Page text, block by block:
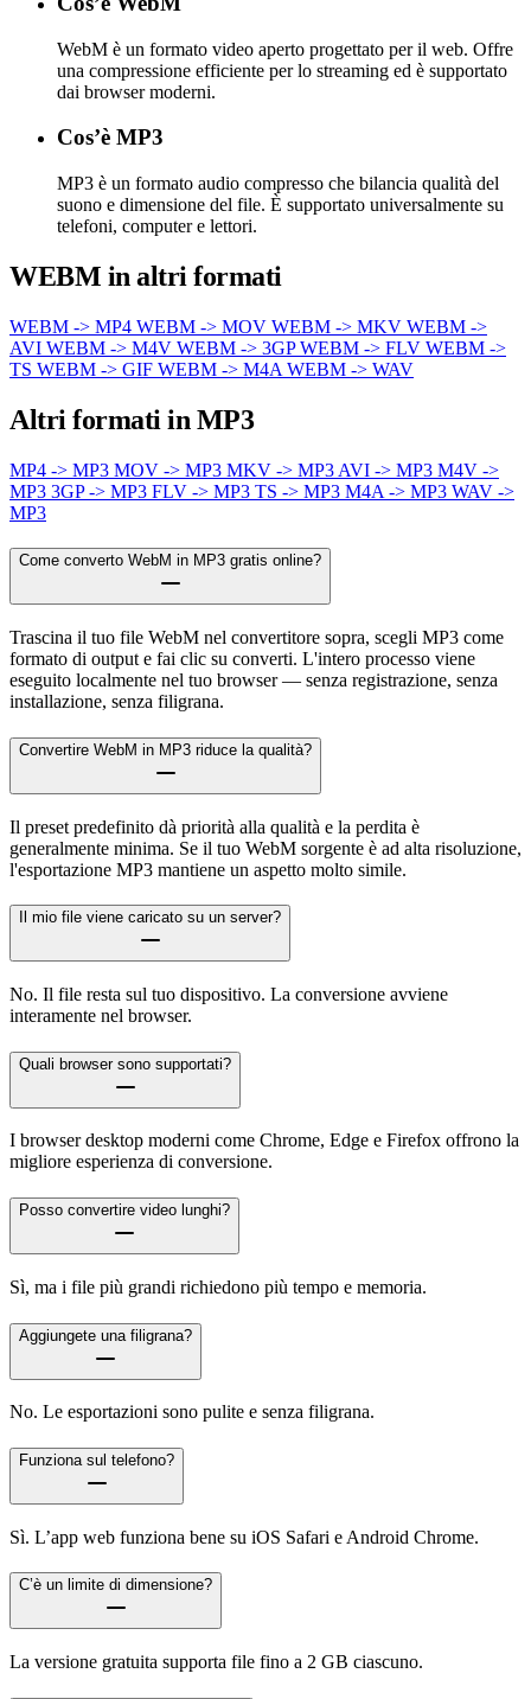
WebM è un formato video aperto progettato per il web. Offre
una compressione efficiente per lo streaming ed è supportato
dai browser moderni.
Cos’è MP3
MP3 è un formato audio compresso che bilancia qualità del
suono e dimensione del file. È supportato universalmente su
telefoni, computer e lettori.
WEBM in altri formati
WEBM -> MP4 WEBM -> MOV WEBM -> MKV WEBM ->
AVI WEBM -> M4V WEBM -> 3GPWEBM -> FLV WEBM ->
TS WEBM -> GIF WEBM -> M4A WEBM -> WAV
Altri formati in MP3
MP4 -> MP3 MOV -> MP3 MKV -> MP3 AVI -> MP3 M4V ->
MP3 3GP -> MP3 FLV -> MP3 TS -> MP3 M4A -> MP3 WAV ->
MP3
Come converto WebM in MP3 gratis online?
Trascina il tuo file WebM nel convertitore sopra, scegli MP3 come
formato di output e fai clic su converti. L'intero processo viene
eseguito localmente nel tuo browser — senza registrazione, senza
installazione, senza filigrana.
Convertire WebM in MP3 riduce la qualità?
Il preset predefinito dà priorità alla qualità e la perdita è
generalmente minima. Se il tuo WebM sorgente è ad alta risoluzione,
l'esportazione MP3 mantiene un aspetto molto simile.
Il mio file viene caricato su un server?
No. Il file resta sul tuo dispositivo. La conversione avviene
interamente nel browser.
Quali browser sono supportati?
I browser desktop moderni come Chrome, Edge e Firefox offrono la
migliore esperienza di conversione.
Posso convertire video lunghi?
Sì, ma i file più grandi richiedono più tempo e memoria.
Aggiungete una filigrana?
No. Le esportazioni sono pulite e senza filigrana.
Funziona sul telefono?
Sì. L’app web funziona bene su iOS Safari e Android Chrome.
C’è un limite di dimensione?
La versione gratuita supporta file fino a 2 GB ciascuno.